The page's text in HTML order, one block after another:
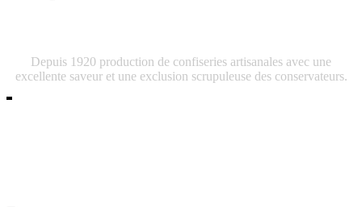
Depuis 1920 production de confiseries artisanales avec une
excellente saveur et une exclusion scrupuleuse des conservateurs.